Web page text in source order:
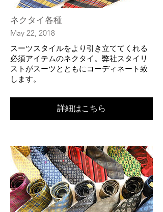
ネクタイ各種
May 22, 2018
スーツスタイルをより引き立ててくれる
必須アイテムのネクタイ。弊社スタイリ
ストがスーツとともにコーディネート致
します。
詳細はこちら